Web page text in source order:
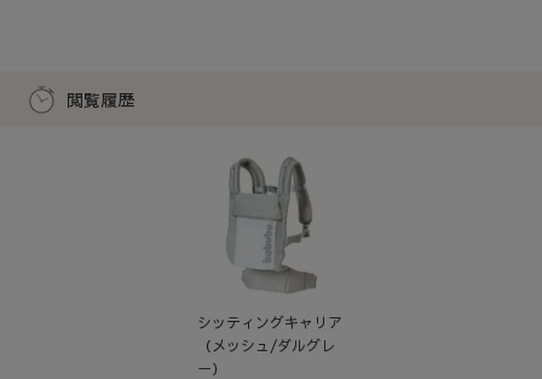
閲覧履歴
シッティングキャリア
（メッシュ/ダルグレ
ー）